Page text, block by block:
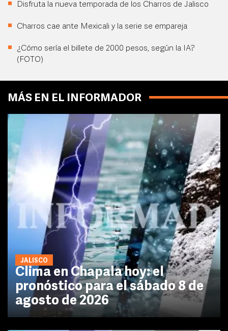
Disfruta la nueva temporada de los Charros de Jalisco
Charros cae ante Mexicali y la serie se empareja
¿Cómo sería el billete de 2000 pesos, según la IA?
(FOTO)
MÁS EN EL INFORMADOR
JALISCO
Clima en Chapala hoy: el
pronóstico para el sábado 8 de
agosto de 2026